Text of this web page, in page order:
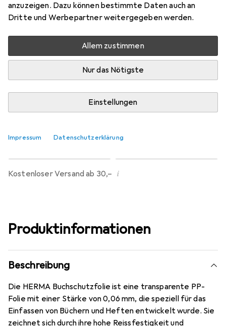
anzuzeigen. Dazu können bestimmte Daten auch an
Dritte und Werbepartner weitergegeben werden.
Allem zustimmen
Nur das Nötigste
Einstellungen
Impressum Datenschutzerklärung
Bewertungen
Mo, 10.8. geliefert
Mehr als 10 Stück an Lager beim Lieferanten
Lieferort angeben für genaue Lieferzeit
Kostenloser Versand ab 30,– i
Produktinformationen
Beschreibung
Die HERMA Buchschutzfolie ist eine transparente PP-
Folie mit einer Stärke von 0,06 mm, die speziell für das
Einfassen von Büchern und Heften entwickelt wurde. Sie
zeichnet sich durch ihre hohe Reissfestigkeit und